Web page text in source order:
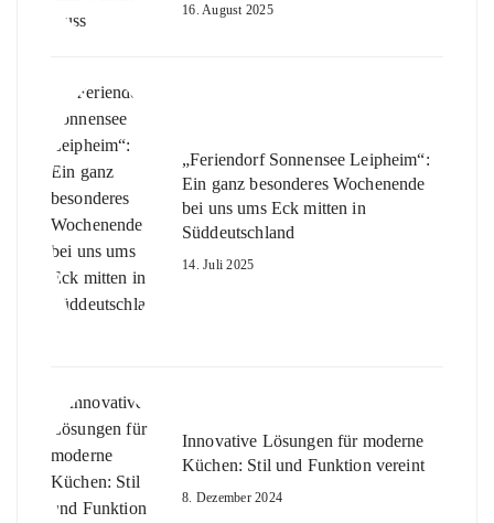
16. August 2025
„Feriendorf Sonnensee Leipheim“:
Ein ganz besonderes Wochenende
bei uns ums Eck mitten in
Süddeutschland
14. Juli 2025
Innovative Lösungen für moderne
Küchen: Stil und Funktion vereint
8. Dezember 2024